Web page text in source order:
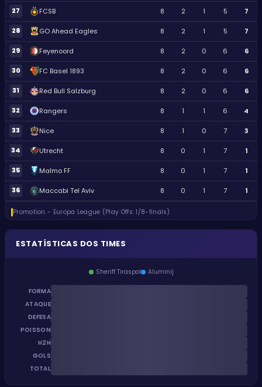
27 FCSB 8 2 1 5 7
28 GO Ahead Eagles 8 2 1 5 7
29 Feyenoord 8 2 0 6 6
30 FC Basel 1893 8 2 0 6 6
31 Red Bull Salzburg 8 2 0 6 6
32 Rangers 8 1 1 6 4
33 Nice 8 1 0 7 3
34 Utrecht 8 0 1 7 1
35 Malmo FF 8 0 1 7 1
36 Maccabi Tel Aviv 8 0 1 7 1
Promotion - Europa League (Play Offs: 1/8-finals)
ESTATÍSTICAS DOS TIMES
Sheriff Tiraspol Aluminij
FORMA
ATAQUE
DEFESA
POISSON
H2H
GOLS
TOTAL